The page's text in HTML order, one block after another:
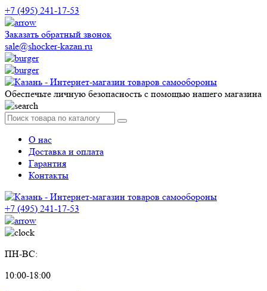
+7 (495) 241-17-53
Заказать обратный звонок
sale@shocker-kazan.ru
Обеспечьте личную безопасность с помощью нашего магазина
О нас
Доставка и оплата
Гарантия
Контакты
+7 (495) 241-17-53
ПН-ВС:
10:00-18:00